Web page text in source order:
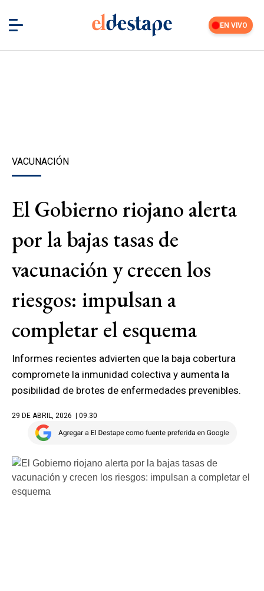
EN VIVO
VACUNACIÓN
El Gobierno riojano alerta
por la bajas tasas de
vacunación y crecen los
riesgos: impulsan a
completar el esquema
Informes recientes advierten que la baja cobertura
compromete la inmunidad colectiva y aumenta la
posibilidad de brotes de enfermedades prevenibles.
29 DE ABRIL, 2026 | 09.30